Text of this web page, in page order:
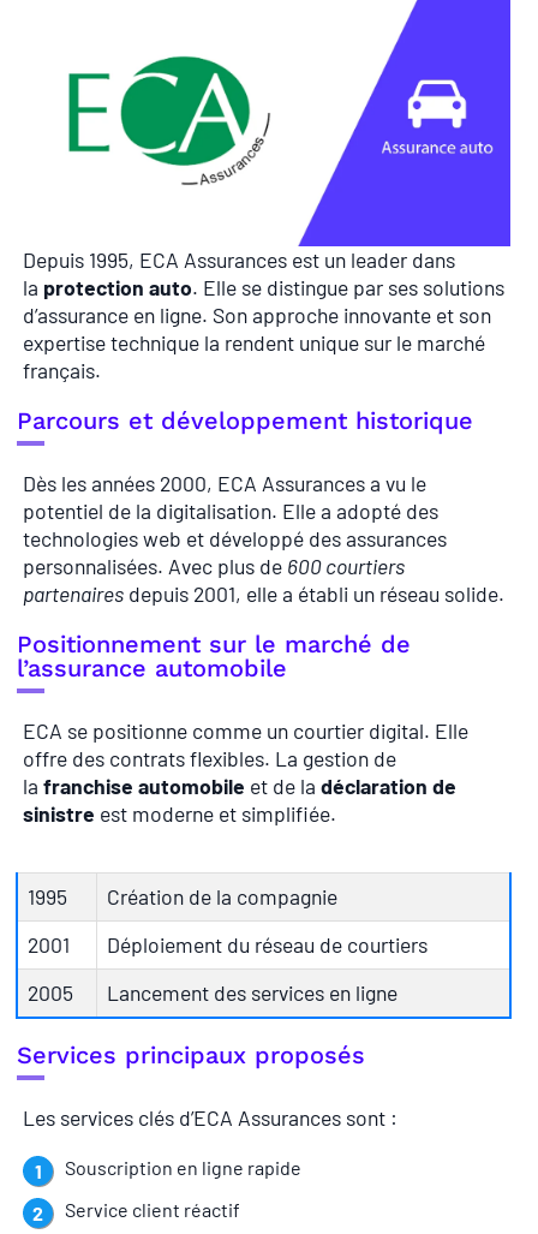
Depuis 1995, ECA Assurances est un leader dans
la protection auto. Elle se distingue par ses solutions
d’assurance en ligne. Son approche innovante et son
expertise technique la rendent unique sur le marché
français.
Parcours et développement historique
Dès les années 2000, ECA Assurances a vu le
potentiel de la digitalisation. Elle a adopté des
technologies web et développé des assurances
personnalisées. Avec plus de 600 courtiers
partenaires depuis 2001, elle a établi un réseau solide.
Positionnement sur le marché de
l’assurance automobile
ECA se positionne comme un courtier digital. Elle
offre des contrats flexibles. La gestion de
la franchise automobile et de la déclaration de
sinistre est moderne et simplifiée.
1995
Création de la compagnie
2001
Déploiement du réseau de courtiers
2005
Lancement des services en ligne
Services principaux proposés
Les services clés d’ECA Assurances sont :
Souscription en ligne rapide
Service client réactif